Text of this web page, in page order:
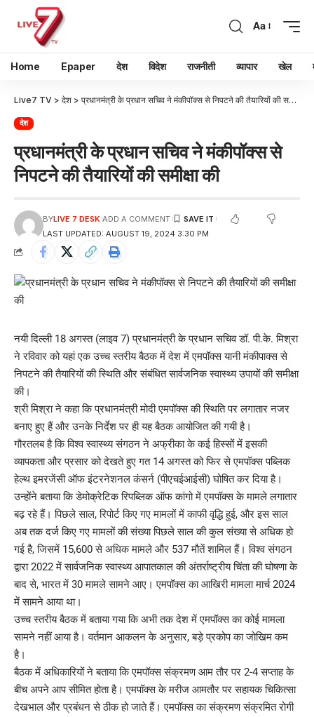
Aa
Home Epaper देश विदेश राजनीती व्यापार खेल
Live7 TV > देश > प्रधानमंत्री के प्रधान सचिव ने मंकीपॉक्स से निपटने की तैयारियों की समीक्षा की
देश
प्रधानमंत्री के प्रधान सचिव ने मंकीपॉक्स से
निपटने की तैयारियों की समीक्षा की
LAST UPDATED: AUGUST 19, 2024 3:30 PM
BYLIVE 7 DESK ADD A COMMENT
नयी दिल्ली 18 अगस्त (लाइव 7) प्रधानमंत्री के प्रधान सचिव डॉ. पी.के. मिश्रा
ने रविवार को यहां एक उच्च स्तरीय बैठक में देश में एमपॉक्स यानी मंकीपाक्स से
निपटने की तैयारियों की स्थिति और संबंधित सार्वजनिक स्वास्थ्य उपायों की समीक्षा
की।
श्री मिश्रा ने कहा कि प्रधानमंत्री मोदी एमपॉक्स की स्थिति पर लगातार नजर
बनाए हुए हैं और उनके निर्देश पर ही यह बैठक आयोजित की गयी है।
गौरतलब है कि विश्व स्वास्थ्य संगठन ने अफ्रीका के कई हिस्सों में इसकी
व्यापकता और प्रसार को देखते हुए गत 14 अगस्त को फिर से एमपॉक्स पब्लिक
हेल्थ इमरजेंसी ऑफ इंटरनेशनल कंसर्न (पीएचईआईसी) घोषित कर दिया है।
उन्होंने बताया कि डेमोक्रेटिक रिपब्लिक ऑफ कांगो में एमपॉक्स के मामले लगातार
बढ़ रहे हैं। पिछले साल, रिपोर्ट किए गए मामलों में काफी वृद्धि हुई, और इस साल
अब तक दर्ज किए गए मामलों की संख्या पिछले साल की कुल संख्या से अधिक हो
गई है, जिसमें 15,600 से अधिक मामले और 537 मौतें शामिल हैं। विश्व संगठन
द्वारा 2022 में सार्वजनिक स्वास्थ्य आपातकाल की अंतर्राष्ट्रीय चिंता की घोषणा के
बाद से, भारत में 30 मामले सामने आए। एमपॉक्स का आखिरी मामला मार्च 2024
में सामने आया था।
उच्च स्तरीय बैठक में बताया गया कि अभी तक देश में एमपॉक्स का कोई मामला
सामने नहीं आया है। वर्तमान आकलन के अनुसार, बड़े प्रकोप का जोखिम कम
है।
बैठक में अधिकारियों ने बताया कि एमपॉक्स संक्रमण आम तौर पर 2-4 सप्ताह के
बीच अपने आप सीमित होता है। एमपॉक्स के मरीज आमतौर पर सहायक चिकित्सा
देखभाल और प्रबंधन से ठीक हो जाते हैं। एमपॉक्स का संक्रमण संक्रमित रोगी